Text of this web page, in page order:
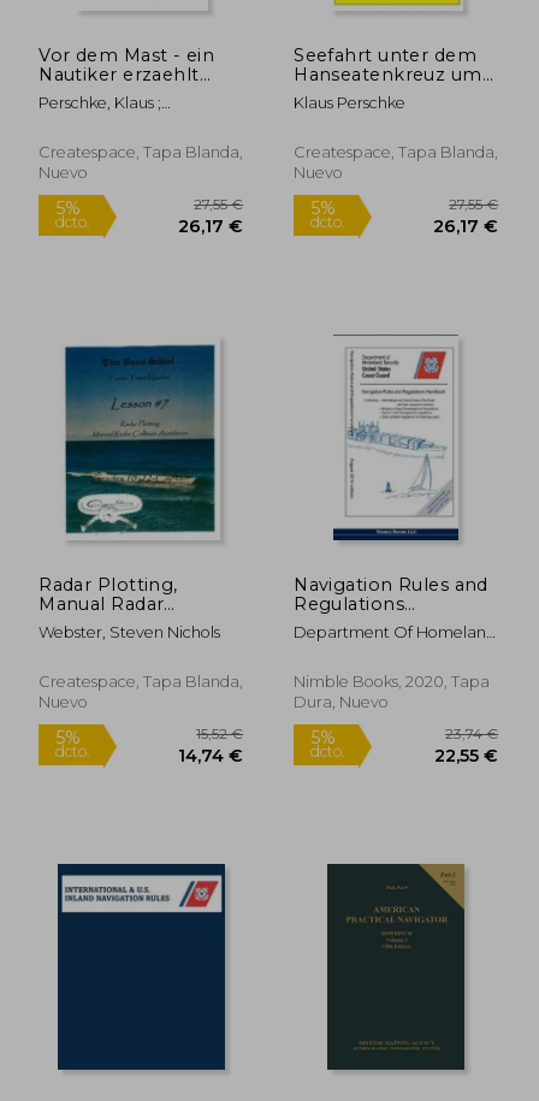
5%
dcto.
45,39 €
43,12 €
5%
5%
Vor dem Mast - ein
Nautiker erzaehlt
vom Beginn seiner
Seefahrt: Band 41 in
gelben Buchreihe bei
Juergen Ruszkowski
Perschke, Klaus ;
Perschke, Klaus
Createspace, Tapa Blanda,
Nuevo
Seefahrt unter dem
Hanseatenkreuz um
1960: Band 58 in der
maritimen gelben
Juergen Ruszkowski
(maritime gelbe
79) (German Edition)
Klaus Perschke
Createspace, Tapa Blanda,
Nuevo
Radar Plotting,
Manual Radar
Collision Avoidance:
Lesson #7 (en Inglés)
Webster, Steven Nichols
Createspace, Tapa Blanda,
Nuevo
Navigation Rules and
Regulations
Handbook (en Inglés)
Department Of Homeland
Coast Guard
Nimble Books, 2020, Tapa
Dura, Nuevo